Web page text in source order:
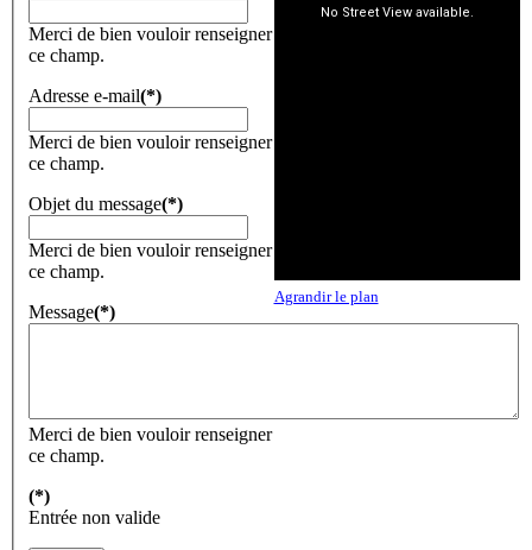
Merci de bien vouloir renseigner
ce champ.
Adresse e-mail(*)
Merci de bien vouloir renseigner
ce champ.
Objet du message(*)
Merci de bien vouloir renseigner
ce champ.
Message(*)
Merci de bien vouloir renseigner
ce champ.
(*)
Entrée non valide
Agrandir le plan